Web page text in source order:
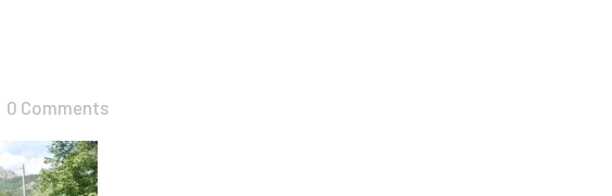
0 Comments